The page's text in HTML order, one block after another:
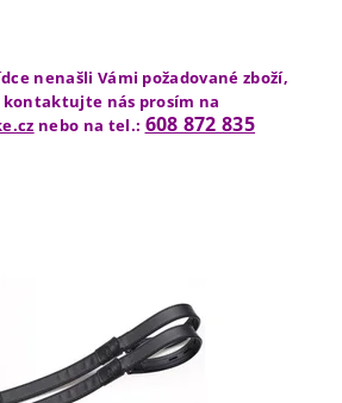
nenašli Vámi požadované zboží,
nás prosím na
nebo na tel.: 608 872 835